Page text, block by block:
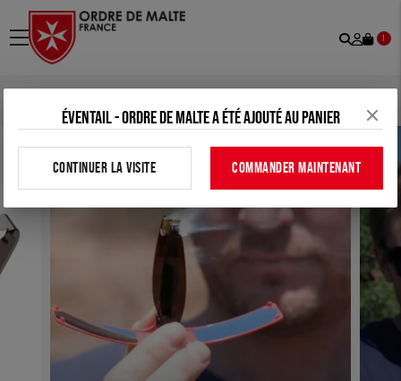
menu
Mon
1
Éventail - Ordre de Malte a été ajouté au panier
CONTINUER LA VISITE COMMANDER MAINTENANT